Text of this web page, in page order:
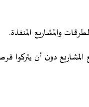
والمشاريع المنفذة.
دون أن يتركوا